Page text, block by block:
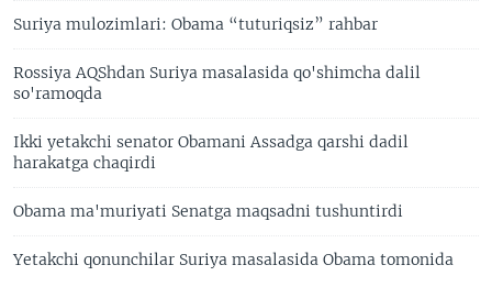
Suriya mulozimlari: Obama “tuturiqsiz” rahbar
Rossiya AQShdan Suriya masalasida qo'shimcha dalil
so'ramoqda
Ikki yetakchi senator Obamani Assadga qarshi dadil
harakatga chaqirdi
Obama ma'muriyati Senatga maqsadni tushuntirdi
Yetakchi qonunchilar Suriya masalasida Obama tomonida